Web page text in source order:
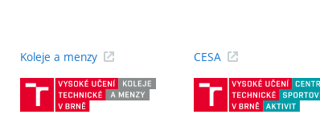
Koleje a menzy
(externí
CESA